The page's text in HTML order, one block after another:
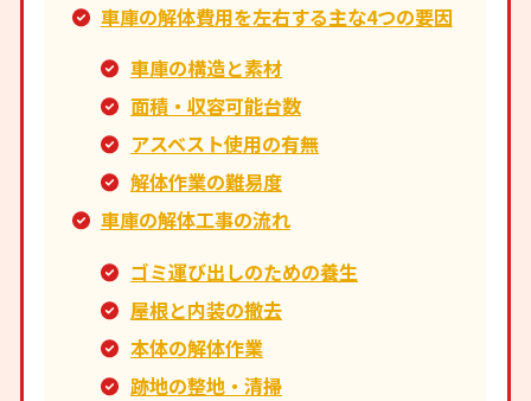
車庫の解体費用を左右する主な4つの要因
車庫の構造と素材
面積・収容可能台数
アスベスト使用の有無
解体作業の難易度
車庫の解体工事の流れ
ゴミ運び出しのための養生
屋根と内装の撤去
本体の解体作業
跡地の整地・清掃